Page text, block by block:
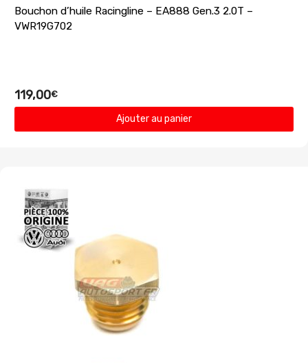
Bouchon d’huile Racingline – EA888 Gen.3 2.0T –
VWR19G702
119,00€
Ajouter au panier